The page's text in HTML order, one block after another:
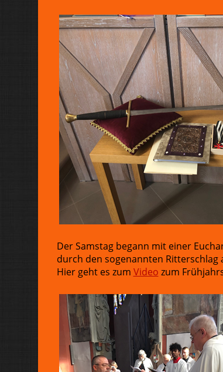
Der Samstag begann mit einer
durch den sogenannten Ritterschlag
Hier geht es zum Video zum